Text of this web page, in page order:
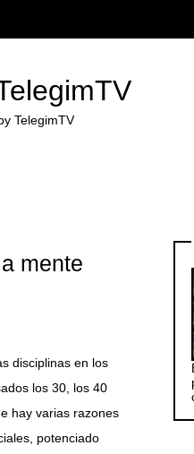
TelegimTV
mente
disciplinas en los
los 30, los 40
hay varias razones
potenciado